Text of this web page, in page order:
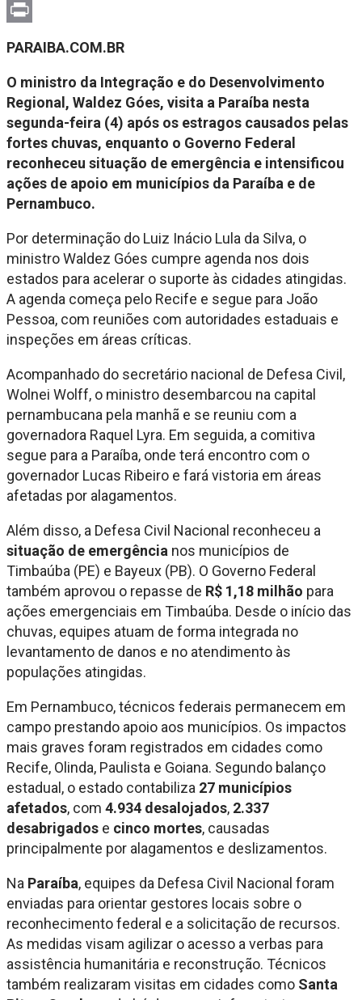
Email
PARAIBA.COM.BR
O ministro da Integração e do Desenvolvimento
Regional, Waldez Góes, visita a Paraíba nesta
segunda-feira (4) após os estragos causados pelas
fortes chuvas, enquanto o Governo Federal
reconheceu situação de emergência e intensificou
ações de apoio em municípios da Paraíba e de
Pernambuco.
Por determinação do Luiz Inácio Lula da Silva, o
ministroWaldez Góes cumpre agenda nos dois
estados para acelerar o suporte às cidades atingidas.
A agenda começa pelo Recife e segue para João
Pessoa, com reuniões com autoridades estaduais e
inspeções em áreas críticas.
Acompanhado do secretário nacional de Defesa Civil,
Wolnei Wolff, o ministro desembarcou na capital
pernambucana pela manhã e se reuniu com a
governadora Raquel Lyra. Em seguida, a comitiva
segue para a Paraíba, onde terá encontro com o
governador Lucas Ribeiro e fará vistoria em áreas
afetadas por alagamentos.
Além disso, a Defesa Civil Nacional reconheceu a
situação de emergência nos municípios de
Timbaúba (PE) e Bayeux (PB). O Governo Federal
também aprovou o repasse de R$ 1,18 milhão para
ações emergenciais em Timbaúba. Desde o início das
chuvas, equipes atuam de forma integrada no
levantamento de danos e no atendimento às
populações atingidas.
Em Pernambuco, técnicos federais permanecem em
campo prestando apoio aos municípios. Os impactos
mais graves foram registrados em cidades como
Recife, Olinda, Paulista e Goiana. Segundo balanço
estadual, o estado contabiliza 27 municípios
afetados, com 4.934 desalojados, 2.337
desabrigados e cinco mortes, causadas
principalmente por alagamentos e deslizamentos.
Na Paraíba, equipes da Defesa Civil Nacional foram
enviadas para orientar gestores locais sobre o
reconhecimento federal e a solicitação de recursos.
As medidas visam agilizar o acesso a verbas para
assistência humanitária e reconstrução. Técnicos
também realizaram visitas em cidades como Santa